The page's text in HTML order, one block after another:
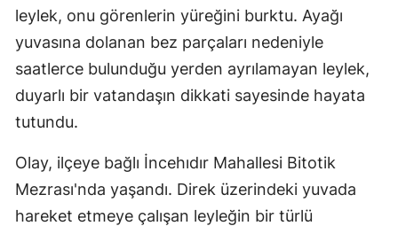
leylek, onu görenlerin yüreğini burktu. Ayağı
yuvasına dolanan bez parçaları nedeniyle
saatlerce bulunduğu yerden ayrılamayan leylek,
duyarlı bir vatandaşın dikkati sayesinde hayata
tutundu.
Olay, ilçeye bağlı İncehıdır Mahallesi Bitotik
Mezrası'nda yaşandı. Direk üzerindeki yuvada
hareket etmeye çalışan leyleğin bir türlü